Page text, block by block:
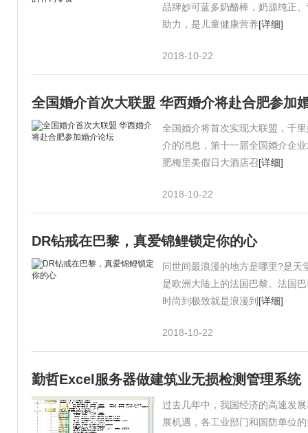
品牌妙可蓝多奶酪棒，奶源纯正
助力，是儿童健康营养[详细]
2018-10-22
全国婚介首次大联盟 华西婚介将赴合肥参加
全国婚介将首次实现大联盟，千
介的消息，第十一届全国婚介企
肥梅里美假日大酒店召[详细]
2018-10-22
DR钻戒在巴黎，真爱锦鲤锁定你的心
问世间最浪漫的地方是哪里?是天
是欧洲大陆上的法国巴黎。法国
时尚到极致就是浪漫到 [详细]
2018-10-22
勤哲Excel服务器做建筑业无损检测管理系统
过去几年中，我国经济的高速发
展机遇，各工业部门和国防单位